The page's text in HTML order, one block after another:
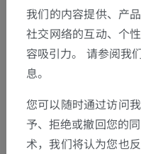
我们的内容提供、产
社交网络的互动、个
容吸引力。 请参阅我
息。
您可以随时通过访问
予、拒绝或撤回您的
术，我们将认为您也